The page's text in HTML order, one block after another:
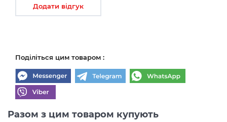
Додати відгук
Поділіться цим товаром :
Разом з цим товаром купують